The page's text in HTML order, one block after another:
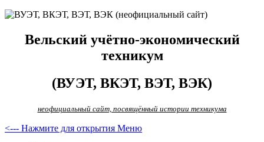
Вельский учётно-экономический
техникум
(ВУЭТ, ВКЭТ, ВЭТ, ВЭК)
неофициальный сайт, посвящённый истории техникума
<--- Нажмите для открытия Меню